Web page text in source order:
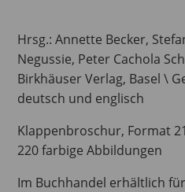
Hrsg.: Annette Becker,
Negussie, Peter Cachola
Birkhäuser Verlag, Basel \
deutsch und englisch
Klappenbroschur, Format
220 farbige Abbildungen
Im Buchhandel erhältlich für